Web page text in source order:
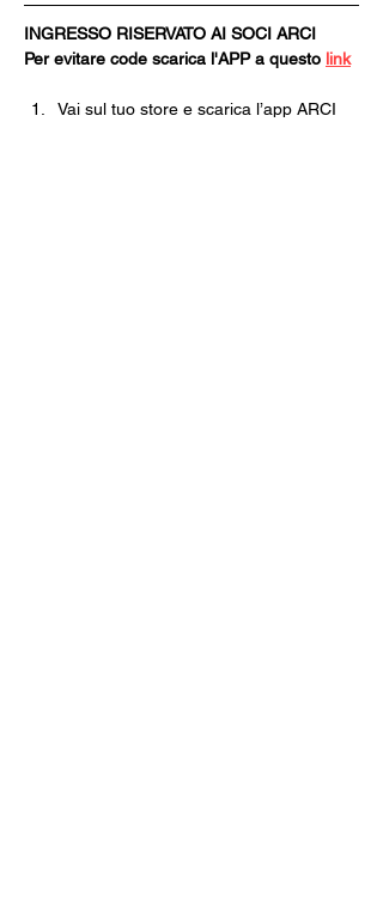
INGRESSO RISERVATO AI SOCI ARCI
Per evitare code scarica l'APP a questo link
Vai sul tuo store e scarica l’app ARCI